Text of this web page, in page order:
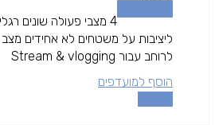
4 מצבי פעולה שונים
ליציבות על משטחים לא אחידים מצב
לרוחב עבור Stream & vlogging
הוסף למועדפים